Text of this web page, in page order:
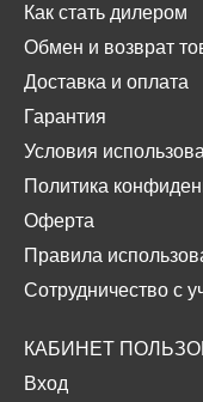
Как стать дилером
Обмен и возврат
Доставка и оплата
Гарантия
Условия
Политика
Оферта
Правила
Сотрудничество с
КАБИНЕТ
Вход